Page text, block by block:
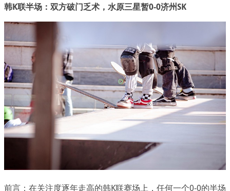
韩K联半场：双方破门乏术，水原三星暂0-0济州SK
前言：在关注度逐年走高的韩K联赛场上，任何一个0-0的半场